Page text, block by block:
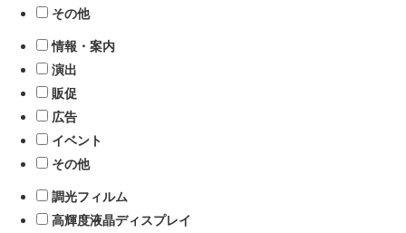
その他
情報・案内
演出
販促
広告
イベント
その他
調光フィルム
高輝度液晶ディスプレイ